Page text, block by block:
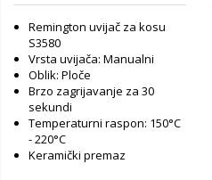
Remington uvijač za kosu
S3580
Vrsta uvijača: Manualni
Oblik: Ploče
Brzo zagrijavanje za 30
sekundi
Temperaturni raspon: 150°C
- 220°C
Keramički premaz